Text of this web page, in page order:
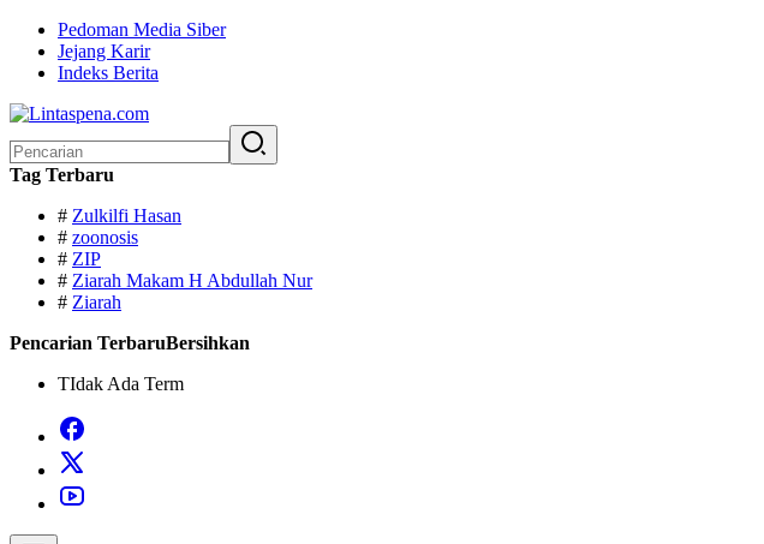
Langsung
konten
Pedoman Media Siber
Jejang Karir
Indeks Berita
untuk:
Tag Terbaru
# Zulkilfi Hasan
# zoonosis
# ZIP
# Ziarah Makam H Abdullah Nur
# Ziarah
Pencarian TerbaruBersihkan
TIdak Ada Term